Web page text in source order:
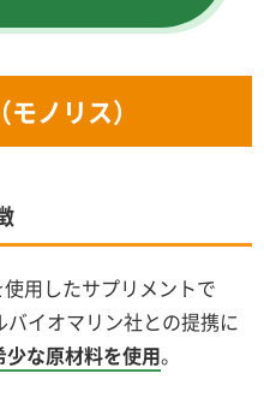
ノリス）
用したサプリメントで
イオマリン社との提携に
な原材料を使用。